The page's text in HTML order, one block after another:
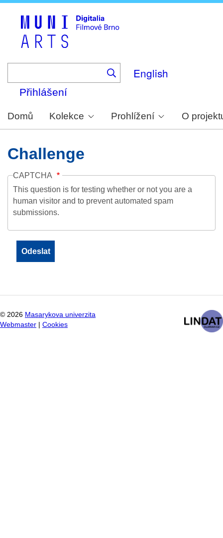
English
Přihlášení
Domů Kolekce Prohlížení O
Challenge
CAPTCHA
This question is for testing whether or not you are a
human visitor and to prevent automated spam
submissions.
© 2026 Masarykova univerzita
Webmaster
Cookies